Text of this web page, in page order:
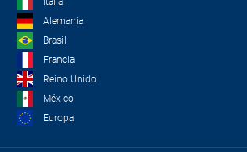
Alemania
Brasil
Francia
Reino Unido
México
Europa